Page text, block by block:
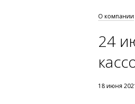
О компании
24
18 июня